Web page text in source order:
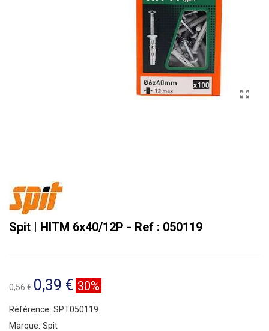
Spit | HITM 6x40/12P - Ref : 050119
0,56 € 0,39 € 30%
Référence: SPT050119
Marque: Spit